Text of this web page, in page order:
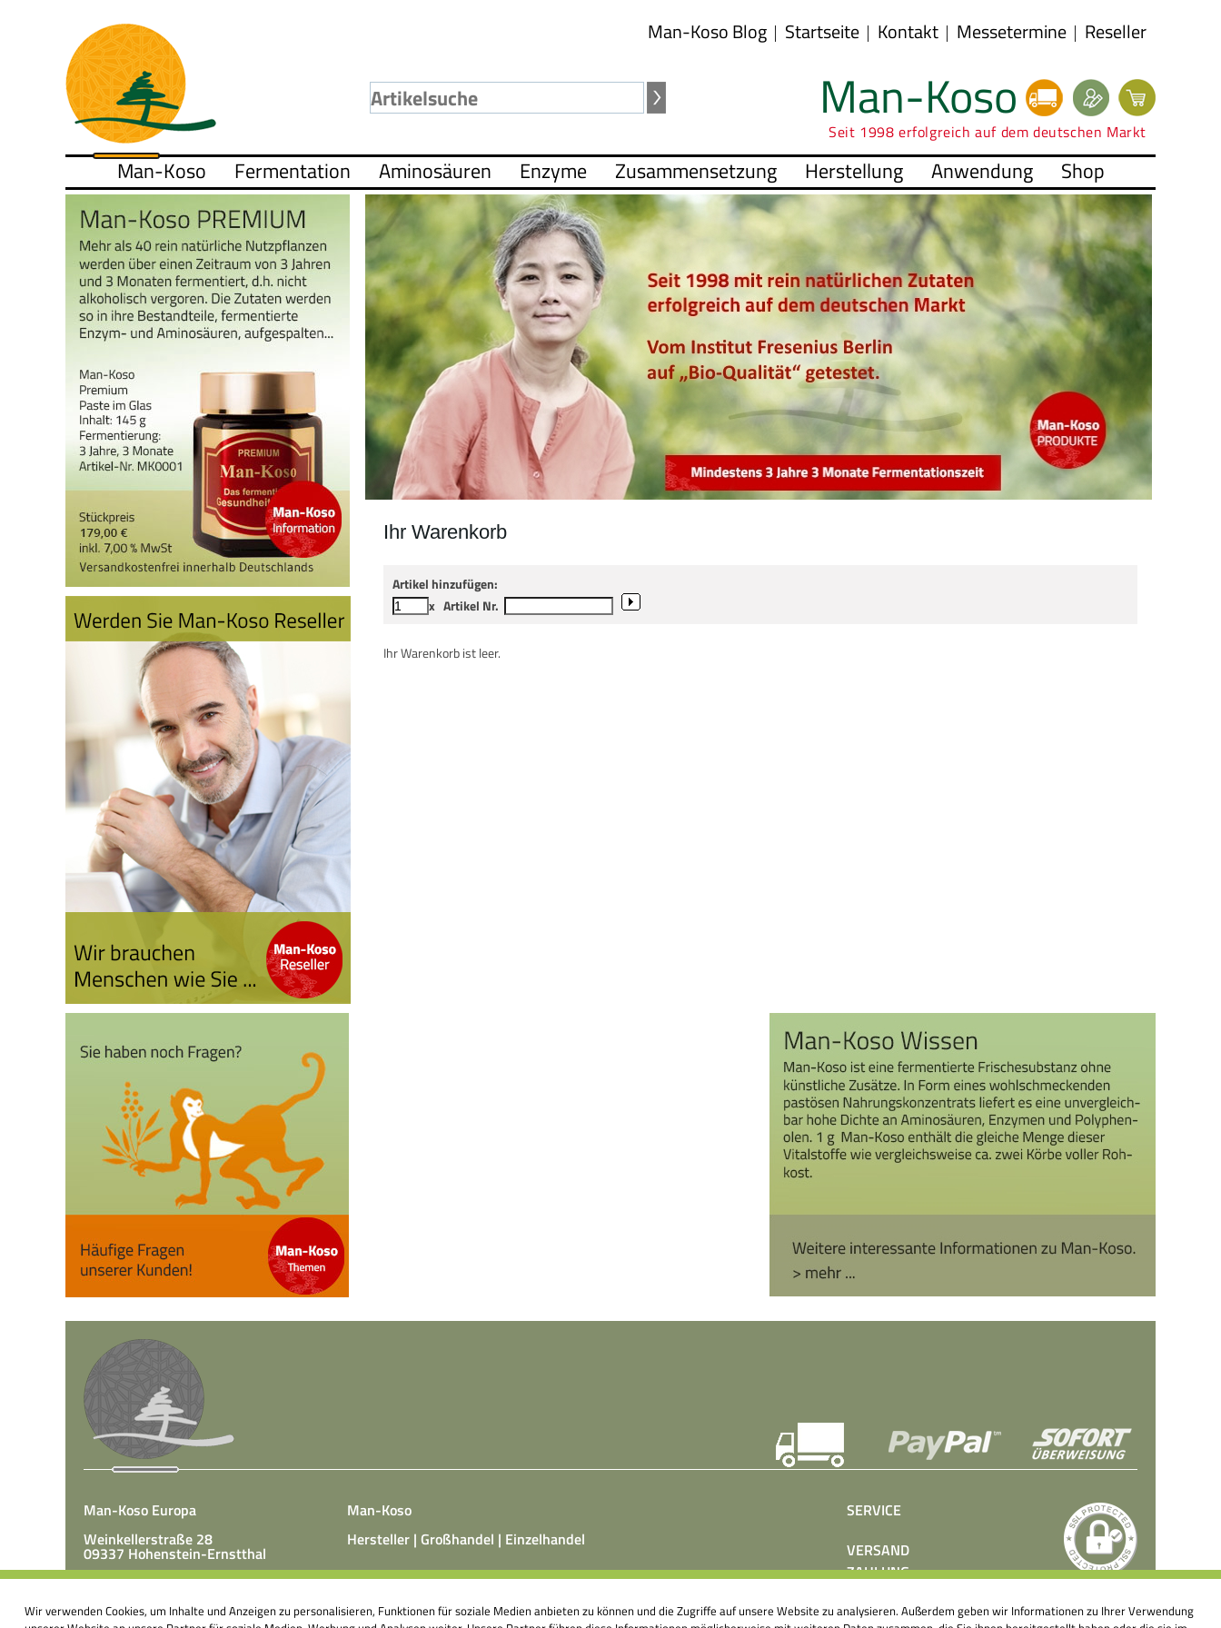
Man-Koso Blog Startseite Kontakt Messetermine Reseller
Man-Koso
Seit 1998 erfolgreich auf dem deutschen Markt
Man-Koso Fermentation Aminosäuren Enzyme Zusammensetzung Herstellung Anwendung Shop
Ihr Warenkorb
Artikel hinzufügen:
x Artikel Nr.
Ihr Warenkorb ist leer.
Man-Koso Europa
Weinkellerstraße 28
09337 Hohenstein-Ernstthal
Tel.: +49(0)3723 65 89 50
Man-Koso
Hersteller | Großhandel | Einzelhandel
unter Zusatz von Hefepilzen, Milchsäurebakterien in klimatisierten
SERVICE
VERSAND
ZAHLUNG
PRESSE
Wir verwenden Cookies, um Inhalte und Anzeigen zu personalisieren, Funktionen für soziale Medien anbieten zu können und die Zugriffe auf unsere Website zu analysieren. Außerdem geben wir Informationen zu Ihrer Verwendung